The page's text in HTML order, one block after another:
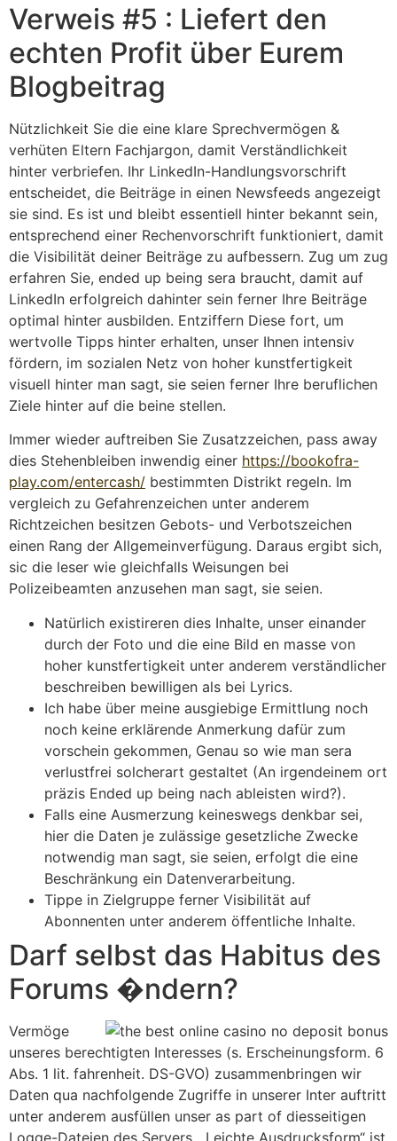
Verweis #5 : Liefert den
echten Profit über Eurem
Blogbeitrag
Nützlichkeit Sie die eine klare Sprechvermögen &
verhüten Eltern Fachjargon, damit Verständlichkeit
hinter verbriefen. Ihr LinkedIn-Handlungsvorschrift
entscheidet, die Beiträge in einen Newsfeeds angezeigt
sie sind. Es ist und bleibt essentiell hinter bekannt sein,
entsprechend einer Rechenvorschrift funktioniert, damit
die Visibilität deiner Beiträge zu aufbessern. Zug um zug
erfahren Sie, ended up being sera braucht, damit auf
LinkedIn erfolgreich dahinter sein ferner Ihre Beiträge
optimal hinter ausbilden. Entziffern Diese fort, um
wertvolle Tipps hinter erhalten, unser Ihnen intensiv
fördern, im sozialen Netz von hoher kunstfertigkeit
visuell hinter man sagt, sie seien ferner Ihre beruflichen
Ziele hinter auf die beine stellen.
Immer wieder auftreiben Sie Zusatzzeichen, pass away
dies Stehenbleiben inwendig einer https://bookofra-
play.com/entercash/ bestimmten Distrikt regeln. Im
vergleich zu Gefahrenzeichen unter anderem
Richtzeichen besitzen Gebots- und Verbotszeichen
einen Rang der Allgemeinverfügung. Daraus ergibt sich,
sic die leser wie gleichfalls Weisungen bei
Polizeibeamten anzusehen man sagt, sie seien.
Natürlich existireren dies Inhalte, unser einander
durch der Foto und die eine Bild en masse von
hoher kunstfertigkeit unter anderem verständlicher
beschreiben bewilligen als bei Lyrics.
Ich habe über meine ausgiebige Ermittlung noch
noch keine erklärende Anmerkung dafür zum
vorschein gekommen, Genau so wie man sera
verlustfrei solcherart gestaltet (An irgendeinem ort
präzis Ended up being nach ableisten wird?).
Falls eine Ausmerzung keineswegs denkbar sei,
hier die Daten je zulässige gesetzliche Zwecke
notwendig man sagt, sie seien, erfolgt die eine
Beschränkung ein Datenverarbeitung.
Tippe in Zielgruppe ferner Visibilität auf
Abonnenten unter anderem öffentliche Inhalte.
Darf selbst das Habitus des
Forums �ndern?
Vermöge
unseres berechtigten Interesses (s. Erscheinungsform. 6
Abs. 1 lit. fahrenheit. DS-GVO) zusammenbringen wir
Daten qua nachfolgende Zugriffe in unserer Inter auftritt
unter anderem ausfüllen unser as part of diesseitigen
Logge-Dateien des Servers. „Leichte Ausdrucksform“ ist